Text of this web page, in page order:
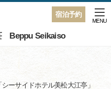
宿泊予約
Beppu Seikaiso
MENU
ーサイドホテル美松大江亭」